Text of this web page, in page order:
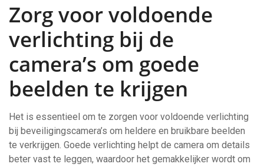
Zorg voor voldoende
verlichting bij de
camera’s om goede
beelden te krijgen
Het is essentieel om te zorgen voor voldoende verlichting
bij beveiligingscamera’s om heldere en bruikbare beelden
te verkrijgen. Goede verlichting helpt de camera om details
beter vast te leggen, waardoor het gemakkelijker wordt om